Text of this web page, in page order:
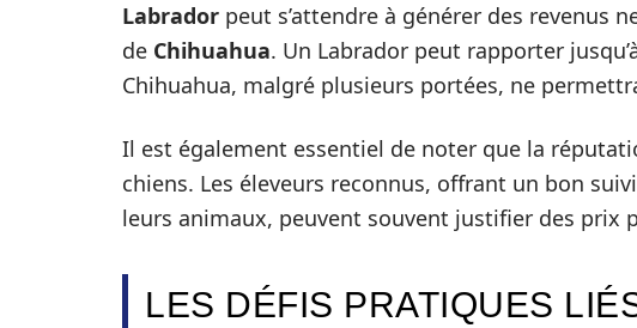
Labrador peut s’attendre à générer des revenus
de Chihuahua. Un Labrador peut rapporter
Chihuahua, malgré plusieurs portées, ne
Il est également essentiel de noter que la
chiens. Les éleveurs reconnus, offrant un bon
leurs animaux, peuvent souvent justifier des prix
LES DÉFIS PRATIQUES